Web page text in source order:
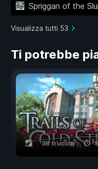
Spriggan of the
Visualizza tutti 53
Ti potrebbe
36 trucchi